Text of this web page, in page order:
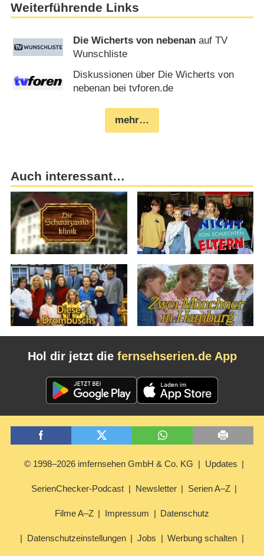
Weiterführende Links
Die Wicherts von nebenan auf TV
Wunschliste
Diskussionen über Die Wicherts von
nebenan bei tvforen.de
mehr…
Auch interessant…
Hol dir jetzt die fernsehserien.de App
© 1998–2026 imfernsehen GmbH & Co. KG Updates
SerienChecker-Podcast Newsletter Serien A–Z
Filme A–Z Impressum Datenschutz
Datenschutzeinstellungen Jobs Werbung schalten